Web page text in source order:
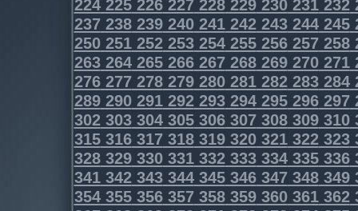
224225226227228229230231232
237238239240241242243244245
250251252253254255256257258
263264265266267268269270271
276277278279280281282283284
289290291292293294295296297
302303304305306307308309310
315316317318319320321322323
328329330331332333334335336
341342343344345346347348349
354355356357358359360361362